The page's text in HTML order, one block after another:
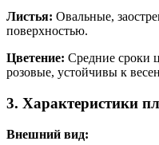
Листья: Овальные,
поверхностью.
Цветение: Средние сроки
розовые, устойчивы к
3. Характеристики
Внешний вид: